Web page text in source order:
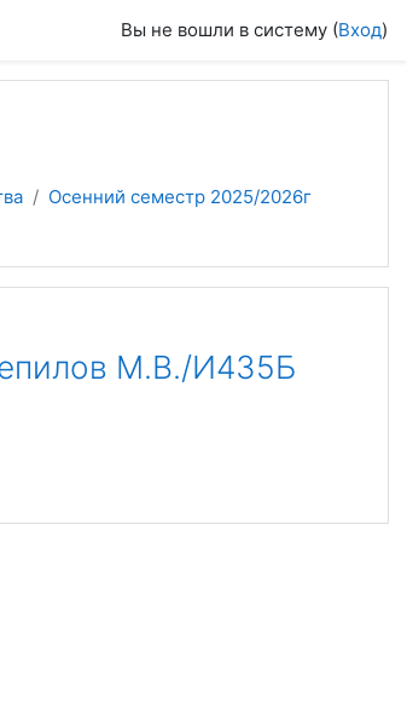
Вы не вошли в систему (Вход)
Осенний семестр 2025/2026г
М.В./И435Б